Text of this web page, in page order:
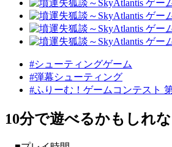
#シューティングゲーム
#弾幕シューティング
#ふりーむ！ゲームコンテスト
10分で遊べるかもしれ